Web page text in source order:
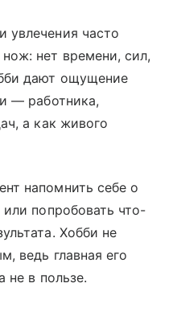
увлечения часто
нет времени, сил,
дают ощущение
— работника,
а как живого
напомнить себе о
попробовать что-
Хобби не
ведь главная его
не в пользе.